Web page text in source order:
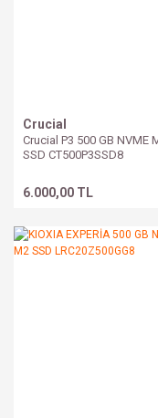
Crucial
Crucial P3 500 GB NVME
SSD CT500P3SSD8
6.000,00 TL